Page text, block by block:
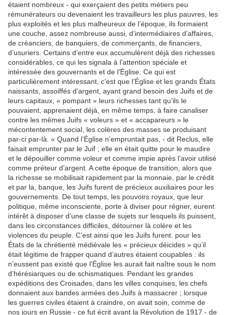
étaient nombreux - qui exerçaient des petits métiers peu
rémunérateurs ou devenaient les travailleurs les plus pauvres, les
plus exploités et les plus malheureux de l’époque, ils formaient
une couche, assez nombreuse aussi, d’intermédiaires d’affaires,
de créanciers, de banquiers, de commerçants, de financiers,
d’usuriers. Certains d’entre eux accumulèrent déjà des richesses
considérables, ce qui les signala à l’attention spéciale et
intéressée des gouvernants et de l’Église. Ce qui est
particulièrement intéressant, c’est que l’Église et les grands États
naissants, assoiffés d’argent, ayant grand besoin des Juifs et de
leurs capitaux, « pompant » leurs richesses tant qu’ils le
pouvaient, apprenaient déjà, en même temps, à faire canaliser
contre les mêmes Juifs « voleurs » et « accapareurs » le
mécontentement social, les colères des masses se produisant
par-ci par-là. « Quand l’Église n’empruntait pas, - dit Reclus, elle
faisait emprunter par le Juif ; elle en était quitte pour le maudire
et le dépouiller comme voleur et comme impie après l’avoir utilisé
comme préteur d’argent. A cette époque de transition, alors que
la richesse se mobilisait rapidement par la monnaie, par le crédit
et par la, banque, les Juifs furent de précieux auxiliaires pour les
gouvernements. De tout temps, les pouvoirs royaux, que leur
politique, même inconsciente, porte à diviser pour régner, eurent
intérêt à disposer d’une classe de sujets sur lesquels ils puissent,
dans les circonstances difficiles, détourner là colère et les
violences du peuple. C’est ainsi que les Juifs furent. pour les
États de la chrétienté médiévale les « précieux déicides » qu’il
était légitime de frapper quand d’autres étaient coupables : ils
n’eussent pas existé que l’Église les aurait fait naître sous le nom
d’hérésiarques ou de schismatiques. Pendant les grandes
expéditions des Croisades, dans les villes conquises, les chefs
donnaient aux bandes armées des Juifs à massacrer ; lorsque
les guerres civiles étaient à craindre, on avait soin, comme de
nos jours en Russie - ce fut écrit avant la Révolution de 1917 - de